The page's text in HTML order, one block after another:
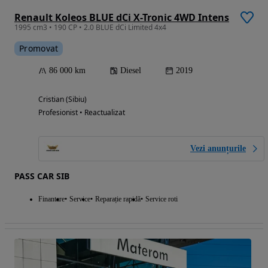
Renault Koleos BLUE dCi X-Tronic 4WD Intens
1995 cm3 • 190 CP • 2.0 BLUE dCi Limited 4x4
Promovat
86 000 km Diesel 2019
Cristian (Sibiu)
Profesionist • Reactualizat
Vezi anunțurile
PASS CAR SIB
Finantare Service Reparație rapidă Service roti